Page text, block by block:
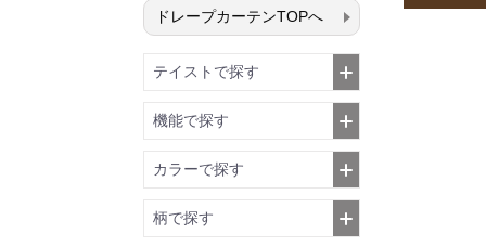
ドレープカーテンTOPへ
テイストで探す
機能で探す
カラーで探す
柄で探す